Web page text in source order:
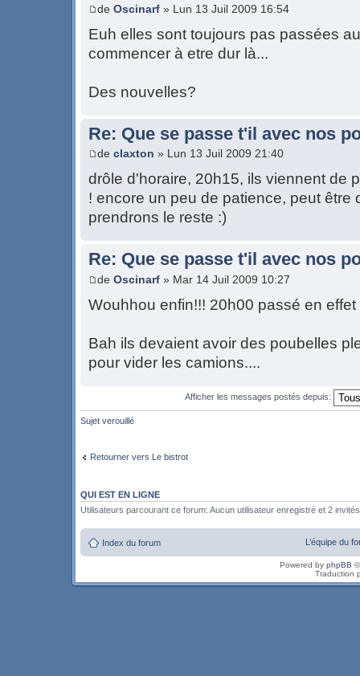
de Oscinarf » Lun 13 Juil 2009 16:54
Euh elles sont toujours pas passées
commencer à etre dur là...
Des nouvelles?
Re: Que se passe t'il avec nos
de claxton » Lun 13 Juil 2009 21:40
drôle d'horaire, 20h15, ils viennent de
! encore un peu de patience, peut être
prendrons le reste :)
Re: Que se passe t'il avec nos
de Oscinarf » Mar 14 Juil 2009 10:27
Wouhhou enfin!!! 20h00 passé en effet
Bah ils devaient avoir des poubelles
pour vider les camions....
Afficher les messages postés depuis:
Sujet verouillé
Retourner vers Le bistrot
QUI EST EN LIGNE
Utilisateurs parcourant ce forum: Aucun utilisateur enregistré et 2 invités
Index du forum L’équipe du
Powered by phpBB
Traduction